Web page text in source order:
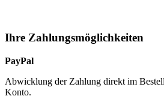
Ihre Zahlungsmöglichkeiten
PayPal
Abwicklung der Zahlung direkt im
Konto.